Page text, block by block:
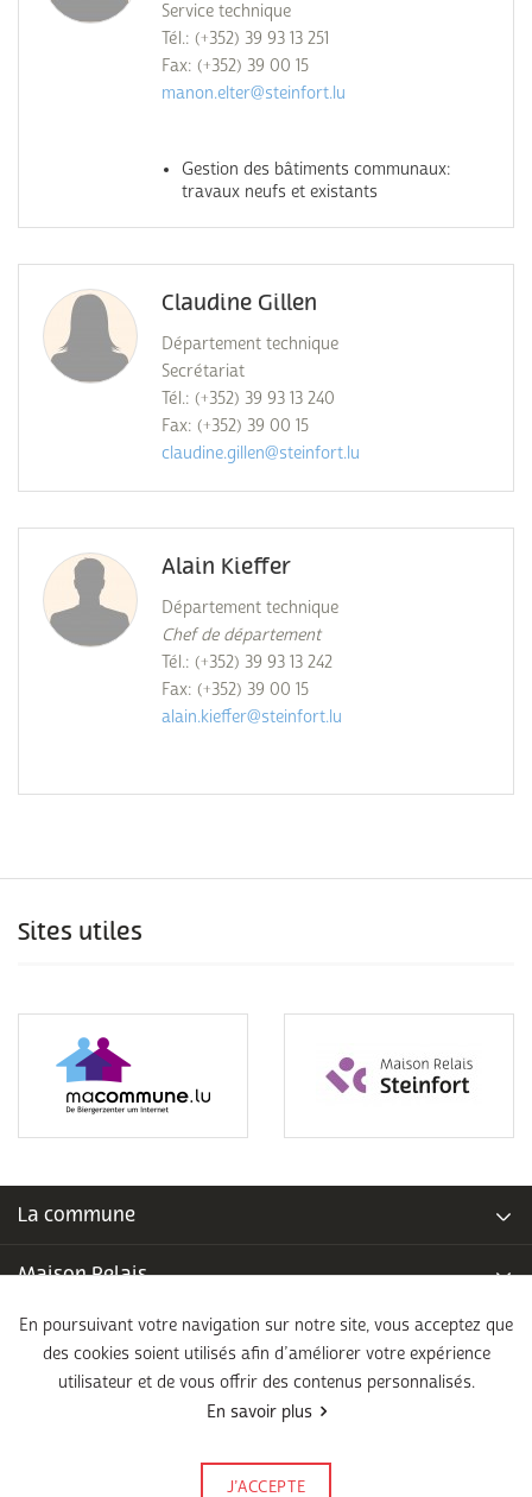
Service technique
Tél.: (+352) 39 93 13 251
Fax: (+352) 39 00 15
manon.elter@steinfort.lu
Gestion des bâtiments communaux:
travaux neufs et existants
Claudine Gillen
Département technique
Secrétariat
Tél.: (+352) 39 93 13 240
Fax: (+352) 39 00 15
claudine.gillen@steinfort.lu
Alain Kieffer
Département technique
Chef de département
Tél.: (+352) 39 93 13 242
Fax: (+352) 39 00 15
alain.kieffer@steinfort.lu
Sites utiles
La commune
Maison Relais
Piscine communale
École fondamentale
En poursuivant votre navigation sur notre site, vous acceptez que
des cookies soient utilisés afin d’améliorer votre expérience
utilisateur et de vous offrir des contenus personnalisés.
En savoir plus
J’ACCEPTE